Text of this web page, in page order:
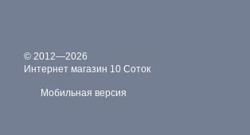
© 2012—2026
Интернет магазин 10 Соток
Мобильная версия